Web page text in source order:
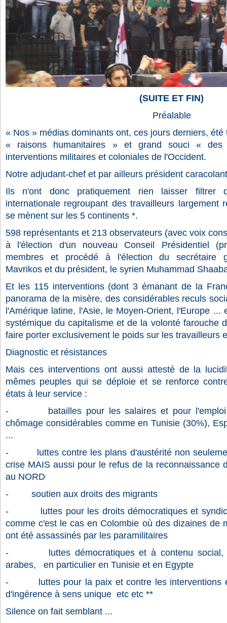
(SUITE ET FIN)
Préalable
« Nos » médias dominants ont, ces jours derniers,
« raisons humanitaires » et grand souci « des
interventions militaires et coloniales de l'Occident.
Notre adjudant-chef et par ailleurs président
Ils n'ont donc pratiquement rien laisser filtrer
internationale regroupant des travailleurs largement
se mènent sur les 5 continents *.
598 représentants et 213 observateurs (avec voix
à l'élection d'un nouveau Conseil Présidentiel
membres et procédé à l'élection du secrétaire
Mavrikos et du président, le syrien Muhammad
Et les 115 interventions (dont 3 émanant de la
panorama de la misère, des considérables reculs
l'Amérique latine, l'Asie, le Moyen-Orient, l'Europe ...
systémique du capitalisme et de la volonté farouche
faire porter exclusivement le poids sur les travailleurs
Diagnostic et résistances
Mais ces interventions ont aussi attesté de la
mêmes peuples qui se déploie et se renforce
états à leur service :
- batailles pour les salaires et pour l'emploi
chômage considérables comme en Tunisie (30%),
...
- luttes contre les plans d'austérité non
crise MAIS aussi pour le refus de la reconnaissance
au NORD
- soutien aux droits des migrants
- luttes pour les droits démocratiques et
comme c'est le cas en Colombie où des
ont été assassinés par les paramilitaires
- luttes démocratiques et à contenu social,
arabes, en particulier en Tunisie et en Egypte
- luttes pour la paix et contre les interventions
d'ingérence à sens unique etc etc **
Silence on fait semblant ...